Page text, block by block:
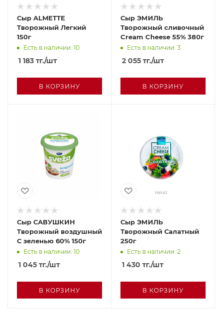
Сыр ALMETTE
Творожный Легкий
150г
Есть в наличии: 10
1 183 тг./шт
В КОРЗИНУ
Сыр ЭМИЛЬ
Творожный сливочный
Cream Cheese 55% 380г
Есть в наличии: 3
2 055 тг./шт
В КОРЗИНУ
Сыр САВУШКИН
Творожный воздушный
С зеленью 60% 150г
Есть в наличии: 10
1 045 тг./шт
В КОРЗИНУ
Сыр ЭМИЛЬ
Творожный Салатный
250г
Есть в наличии: 2
1 430 тг./шт
В КОРЗИНУ